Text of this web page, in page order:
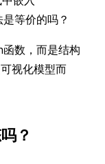
等价的吗？
数，而是结构
视化模型而
？